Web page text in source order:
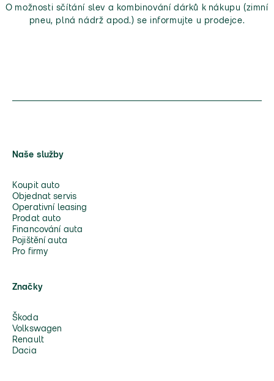
O možnosti sčítání slev a kombinování dárků k nákupu (zimní
pneu, plná nádrž apod.) se informujte u prodejce.
Naše služby
Koupit auto
Objednat servis
Operativní leasing
Prodat auto
Financování auta
Pojištění auta
Pro firmy
Značky
Škoda
Volkswagen
Renault
Dacia